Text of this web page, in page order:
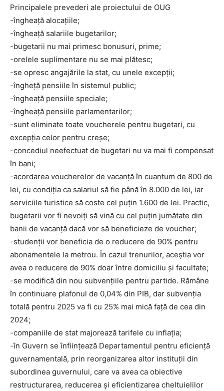
Principalele prevederi ale proiectului de OUG
-îngheață alocațiile;
-îngheață salariile bugetarilor;
-bugetarii nu mai primesc bonusuri, prime;
-orelele suplimentare nu se mai plătesc;
-se opresc angajările la stat, cu unele excepții;
-îngheță pensiile în sistemul public;
-îngheață pensiile speciale;
-îngheață pensiile parlamentarilor;
-sunt eliminate toate voucherele pentru bugetari, cu
excepția celor pentru creșe;
-concediul neefectuat de bugetari nu va mai fi compensat
în bani;
-acordarea voucherelor de vacanță în cuantum de 800 de
lei, cu condiția ca salariul să fie până în 8.000 de lei, iar
serviciile turistice să coste cel puțin 1.600 de lei. Practic,
bugetarii vor fi nevoiți să vină cu cel puțin jumătate din
banii de vacanță dacă vor să beneficieze de voucher;
-studenţii vor beneficia de o reducere de 90% pentru
abonamentele la metrou. În cazul trenurilor, aceştia vor
avea o reducere de 90% doar între domiciliu şi facultate;
-se modifică din nou subvențiile pentru partide. Rămâne
în continuare plafonul de 0,04% din PIB, dar subvenția
totală pentru 2025 va fi cu 25% mai mică față de cea din
2024;
-companiile de stat majorează tarifele cu inflația;
-în Guvern se înființează Departamentul pentru eficiență
guvernamentală, prin reorganizarea altor instituții din
subordinea guvernului, care va avea ca obiective
restructurarea, reducerea și eficientizarea cheltuielilor